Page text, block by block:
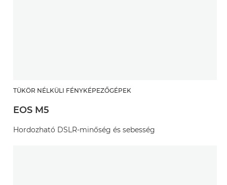
TÜKÖR NÉLKÜLI FÉNYKÉPEZŐGÉPEK
EOS M5
Hordozható DSLR-minőség és sebesség